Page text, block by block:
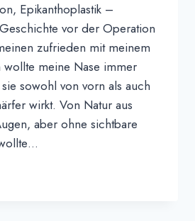
Epikanthoplastik –
vor der Operation
zufrieden mit meinem
meine Nase immer
sowohl von vorn als auch
wirkt. Von Natur aus
aber ohne sichtbare